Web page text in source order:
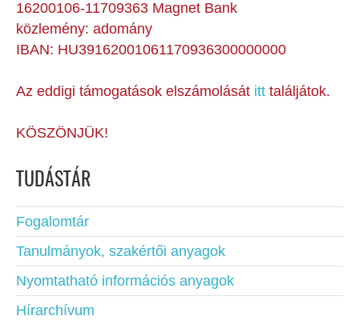
16200106-11709363 Magnet Bank
közlemény: adomány
IBAN: HU39162001061170936300000000
Az eddigi támogatások elszámolását itt találjátok.
KÖSZÖNJÜK!
TUDÁSTÁR
Fogalomtár
Tanulmányok, szakértői anyagok
Nyomtatható információs anyagok
Hírarchívum